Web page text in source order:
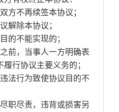
方不再续签本协议；
解除本协议；
的不能实现的；
前，当事人一方明确表
行协议主要义务的；
法行为致使协议目的不
职尽责，违背或损害另